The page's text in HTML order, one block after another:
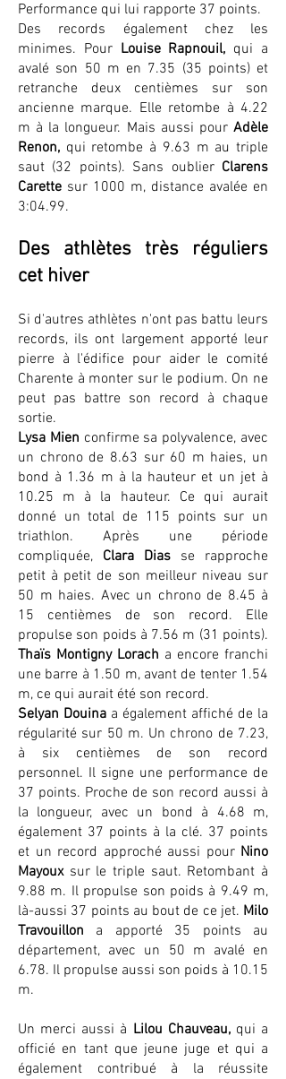
Performance qui lui rapporte 37 points.
Des records également chez les
minimes. Pour Louise Rapnouil, qui a
avalé son 50 m en 7.35 (35 points) et
retranche deux centièmes sur son
ancienne marque. Elle retombe à 4.22
m à la longueur. Mais aussi pour Adèle
Renon, qui retombe à 9.63 m au triple
saut (32 points). Sans oublier Clarens
Carette sur 1000 m, distance avalée en
3:04.99.
Des athlètes très réguliers
cet hiver
Si d'autres athlètes n'ont pas battu leurs
records, ils ont largement apporté leur
pierre à l'édifice pour aider le comité
Charente à monter sur le podium. On ne
peut pas battre son record à chaque
sortie.
Lysa Mien confirme sa polyvalence, avec
un chrono de 8.63 sur 60 m haies, un
bond à 1.36 m à la hauteur et un jet à
10.25 m à la hauteur. Ce qui aurait
donné un total de 115 points sur un
triathlon. Après une période
compliquée, Clara Dias se rapproche
petit à petit de son meilleur niveau sur
50 m haies. Avec un chrono de 8.45 à
15 centièmes de son record. Elle
propulse son poids à 7.56 m (31 points).
Thaïs Montigny Lorach a encore franchi
une barre à 1.50 m, avant de tenter 1.54
m, ce qui aurait été son record.
Selyan Douina a également affiché de la
régularité sur 50 m. Un chrono de 7.23,
à six centièmes de son record
personnel. Il signe une performance de
37 points. Proche de son record aussi à
la longueur, avec un bond à 4.68 m,
également 37 points à la clé. 37 points
et un record approché aussi pour Nino
Mayoux sur le triple saut. Retombant à
9.88 m. Il propulse son poids à 9.49 m,
là-aussi 37 points au bout de ce jet. Milo
Travouillon a apporté 35 points au
département, avec un 50 m avalé en
6.78. Il propulse aussi son poids à 10.15
m.
Un merci aussi à Lilou Chauveau,qui a
officié en tant que jeune juge et qui a
également contribué à la réussite